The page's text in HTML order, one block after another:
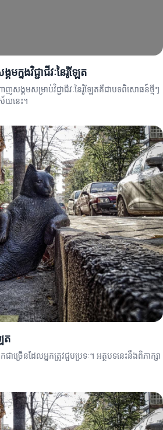
ក្នុងវិជ្ជាជីវៈនៃរ៉ូឡែត
ញសង្គមសម្រាប់វិជ្ជាជីវៈនៃរ៉ូឡែតគឺជាបទពិសោធន៍ថ្មីៗ
យនេះ។
ត
ាច្រើនដែលអ្នកត្រូវជួបប្រទៈ។ អត្ថបទនេះនឹងពិភាក្សា